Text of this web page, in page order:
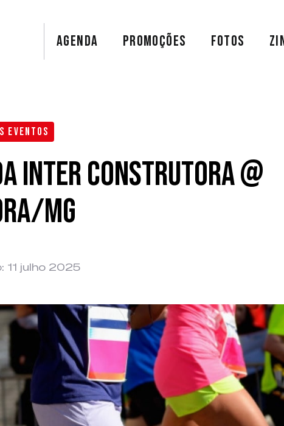
AGENDA PROMOÇÕES FOTOS
EVENTOS
Inter Construtora @
MG
11 julho 2025